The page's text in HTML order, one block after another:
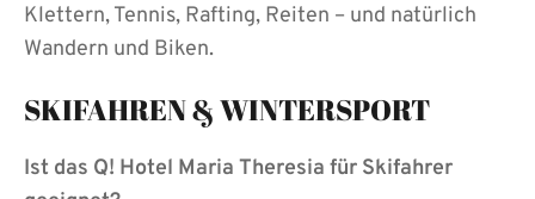
Klettern, Tennis, Rafting, Reiten – und natürlich
Wandern und Biken.
SKIFAHREN & WINTERSPORT
Ist das Q! Hotel Maria Theresia für Skifahrer